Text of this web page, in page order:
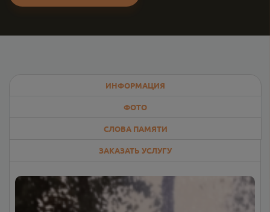
ИНФОРМАЦИЯ
ФОТО
СЛОВА ПАМЯТИ
ЗАКАЗАТЬ УСЛУГУ